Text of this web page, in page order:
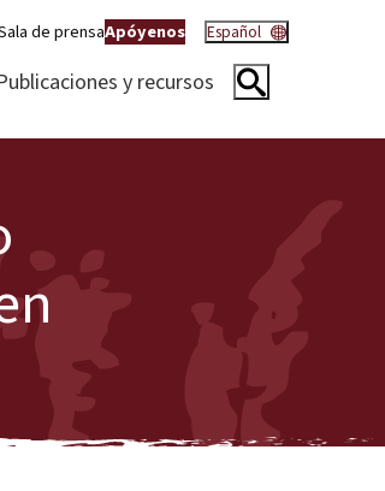
de prensaApóyenos Español
y recursos